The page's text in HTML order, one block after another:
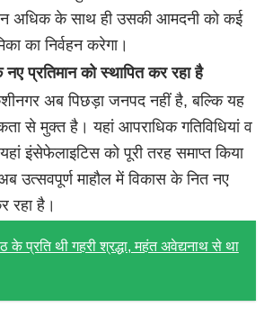
अधिक के साथ ही उसकी आमदनी को कई
का निर्वहन करेगा।
प्रतिमान को स्थापित कर रहा है
अब पिछड़ा जनपद नहीं है, बल्कि यह
से मुक्त है। यहां आपराधिक गतिविधियां व
इंसेफेलाइटिस को पूरी तरह समाप्त किया
उत्सवपूर्ण माहौल में विकास के नित नए
रहा है।
के प्रति थी गहरी श्रद्धा, महंत अवेद्यनाथ से था